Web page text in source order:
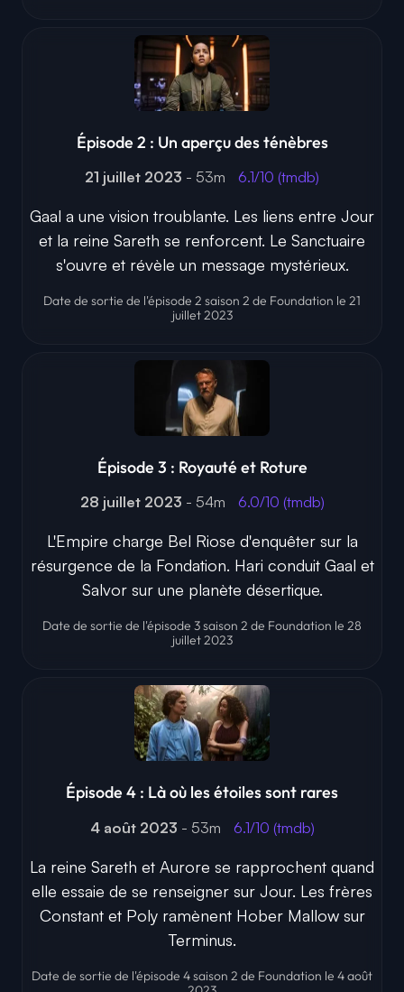
Épisode 2 : Un aperçu des ténèbres
21 juillet 2023 - 53m 6.1/10 (tmdb)
Gaal a une vision troublante. Les liens entre Jour
et la reine Sareth se renforcent. Le Sanctuaire
s'ouvre et révèle un message mystérieux.
Date de sortie de l'épisode 2 saison 2 de Foundation le 21
juillet 2023
Épisode 3 : Royauté et Roture
28 juillet 2023 - 54m 6.0/10 (tmdb)
L'Empire charge Bel Riose d'enquêter sur la
résurgence de la Fondation. Hari conduit Gaal et
Salvor sur une planète désertique.
Date de sortie de l'épisode 3 saison 2 de Foundation le 28
juillet 2023
Épisode 4 : Là où les étoiles sont rares
4 août 2023 - 53m 6.1/10 (tmdb)
La reine Sareth et Aurore se rapprochent quand
elle essaie de se renseigner sur Jour. Les frères
Constant et Poly ramènent Hober Mallow sur
Terminus.
Date de sortie de l'épisode 4 saison 2 de Foundation le 4 août